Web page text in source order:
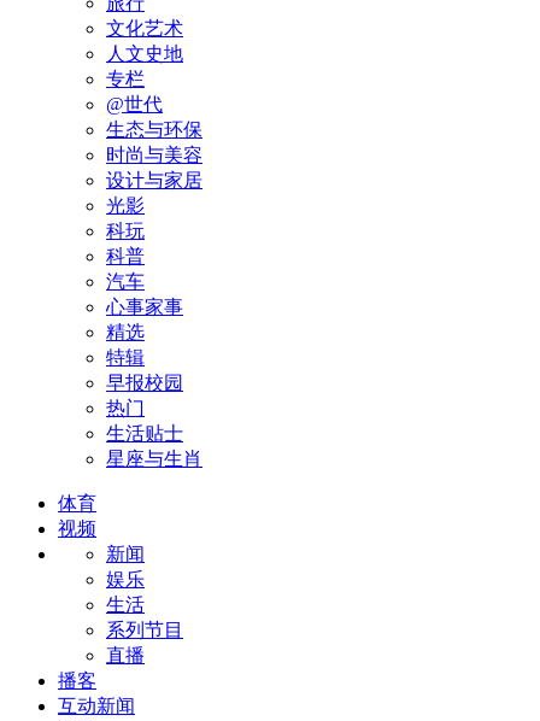
文化艺术
人文史地
专栏
@世代
生态与环保
时尚与美容
设计与家居
光影
科玩
科普
汽车
心事家事
精选
特辑
早报校园
热门
生活贴士
星座与生肖
体育
视频
新闻
娱乐
生活
系列节目
直播
播客
互动新闻